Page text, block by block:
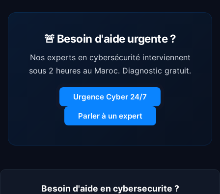
🚨 Besoin d'aide urgente ?
Nos experts en cybersécurité interviennent
sous 2 heures au Maroc. Diagnostic gratuit.
Urgence Cyber 24/7
Parler à un expert
Besoin d'aide en cybersecurite ?